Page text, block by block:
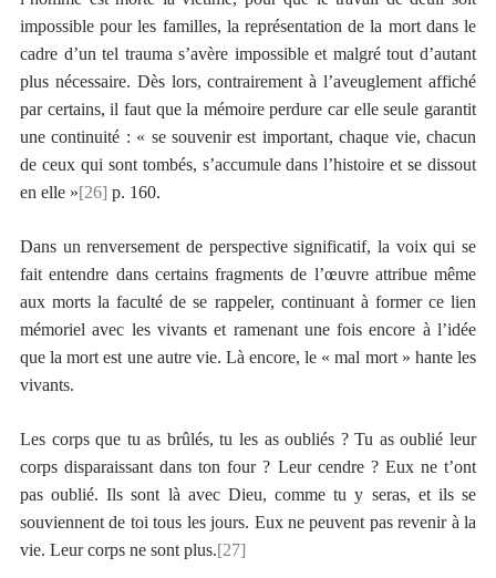
impossible pour les familles, la représentation de la mort dans le
cadre d’un tel trauma s’avère impossible et malgré tout d’autant
plus nécessaire. Dès lors, contrairement à l’aveuglement affiché
par certains, il faut que la mémoire perdure car elle seule garantit
une continuité : « se souvenir est important, chaque vie, chacun
de ceux qui sont tombés, s’accumule dans l’histoire et se dissout
en elle »[26] p. 160.
Dans un renversement de perspective significatif, la voix qui se
fait entendre dans certains fragments de l’œuvre attribue même
aux morts la faculté de se rappeler, continuant à former ce lien
mémoriel avec les vivants et ramenant une fois encore à l’idée
que la mort est une autre vie. Là encore, le « mal mort » hante les
vivants.
Les corps que tu as brûlés, tu les as oubliés ? Tu as oublié leur
corps disparaissant dans ton four ? Leur cendre ? Eux ne t’ont
pas oublié. Ils sont là avec Dieu, comme tu y seras, et ils se
souviennent de toi tous les jours. Eux ne peuvent pas revenir à la
vie. Leur corps ne sont plus.[27]